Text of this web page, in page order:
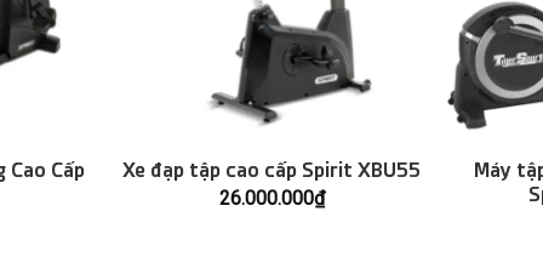
Cao Cấp
Xe đạp tập cao cấp Spirit XBU55
26.000.000₫
Máy